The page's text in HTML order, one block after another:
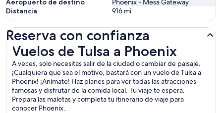
Aeropuerto de destino
Phoenix - Mesa Gateway
Distancia
916 mi
Reserva con confianza
Vuelos de Tulsa a Phoenix
A veces, solo necesitas salir de la ciudad o cambiar de paisaje.
¡Cualquiera que sea el motivo, bastará con un vuelo de Tulsa a
Phoenix! ¡Anímate! Haz planes para ver todas las atracciones
famosas y disfrutar de la comida local. Tu viaje te espera.
Prepara las maletas y completa tu itinerario de viaje para
conocer Phoenix.
Vuelos de Tulsa a Phoenix